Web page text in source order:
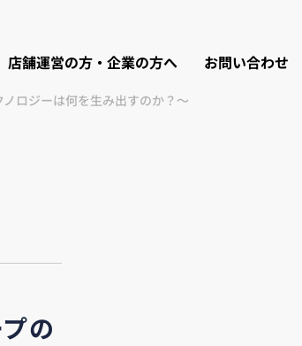
店舗運営の方・企業の方へ お問い合わせ
ロジーは何を生み出すのか？～
の